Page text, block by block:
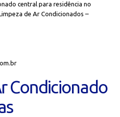
central para residência no
de Ar Condicionados –
Condicionado